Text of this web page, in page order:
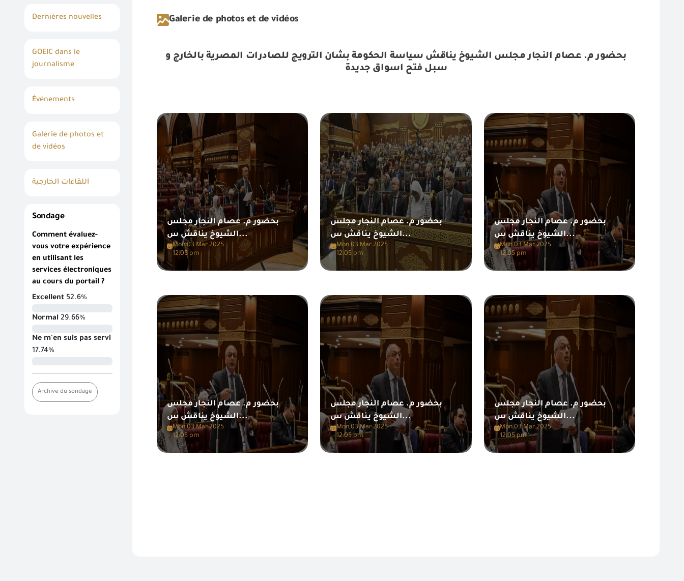
Dernières nouvelles
GOEIC dans le
journalisme
Événements
Galerie de photos et
de vidéos
اللقاءات الخارجية
Sondage
Comment évaluez-
vous votre expérience
en utilisant les
services électroniques
au cours du portail ?
Excellent 52.6%
Normal 29.66%
Ne m'en suis pas servi
17.74%
Archive du sondage
Galerie de photos et de vidéos
بحضور م. عصام النجار مجلس الشيوخ يناقش سياسة الحكومة بشان الترويج للصادرات المصرية بالخارج و
سبل فتح اسواق جديدة
بحضور م. عصام النجار مجلس
الشيوخ يناقش س...
Mon,03 Mar 2025
12:05 pm
بحضور م. عصام النجار مجلس
الشيوخ يناقش س...
Mon,03 Mar 2025
12:05 pm
بحضور م. عصام النجار مجلس
الشيوخ يناقش س...
Mon,03 Mar 2025
12:05 pm
بحضور م. عصام النجار مجلس
الشيوخ يناقش س...
Mon,03 Mar 2025
12:05 pm
بحضور م. عصام النجار مجلس
الشيوخ يناقش س...
Mon,03 Mar 2025
12:05 pm
بحضور م. عصام النجار مجلس
الشيوخ يناقش س...
Mon,03 Mar 2025
12:05 pm